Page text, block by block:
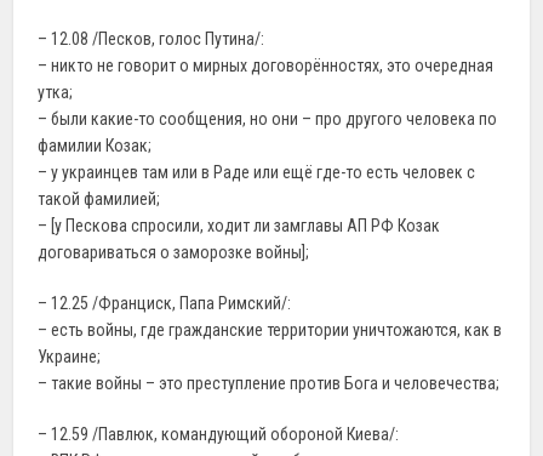
– 12.08 /Песков, голос Путина/:
– никто не говорит о мирных договорённостях, это очередная
утка;
– были какие-то сообщения, но они – про другого человека по
фамилии Козак;
– у украинцев там или в Раде или ещё где-то есть человек с
такой фамилией;
– [у Пескова спросили, ходит ли замглавы АП РФ Козак
договариваться о заморозке войны];
– 12.25 /Франциск, Папа Римский/:
– есть войны, где гражданские территории уничтожаются, как в
Украине;
– такие войны – это преступление против Бога и человечества;
– 12.59 /Павлюк, командующий обороной Киева/: